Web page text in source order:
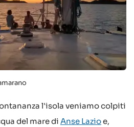
l'isola veniamo colpiti
del mare di Anse Lazioe,